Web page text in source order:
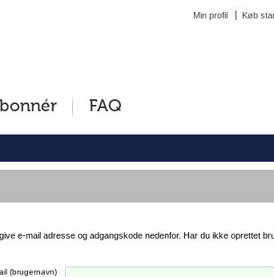
Min profil Køb
FAQ
e-mail adresse og adgangskode nedenfor. Har du ikke oprettet
(brugernavn)